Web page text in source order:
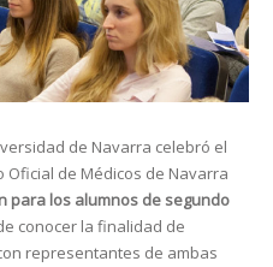
de Navarra celebró el
Oficial de Médicos de Navarra
para los alumnos de segundo
conocer la finalidad de
representantes de ambas